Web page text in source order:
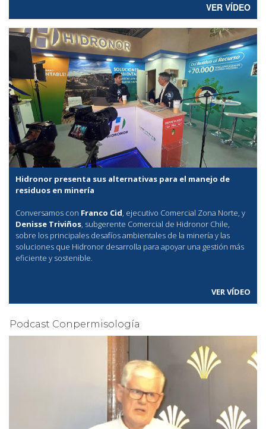
VER VÍDEO
Hidronor presenta sus alternativas para el manejo de
residuos en minería
Conversamos con Franco Cid, ejecutivo Comercial Zona Norte, y
Denisse Triviños, subgerente Comercial de Hidronor Chile,
sobre los principales desafíos ambientales de la minería y las
soluciones que Hidronor desarrolla para apoyar una gestión más
eficiente y sostenible.
VER VÍDEO
Podcast Conpermisología